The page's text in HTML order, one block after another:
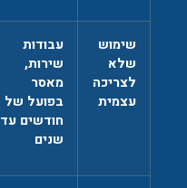
שימוש
שלא
לצריכה
עצמית
עבודות
שירות,
מאסר
בפועל של
חודשים עד
שנים